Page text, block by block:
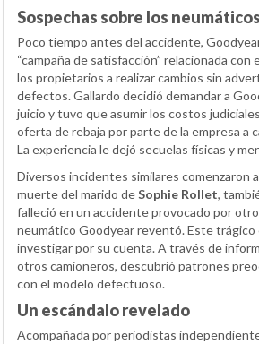
Sospechas sobre los
Poco tiempo antes del accidente,
“campaña de satisfacción” relacionada con
los propietarios a realizar cambios sin
defectos. Gallardo decidió demandar a
juicio y tuvo que asumir los costos
oferta de rebaja por parte de la empresa a
La experiencia le dejó secuelas físicas y
Diversos incidentes similares comenzaron
muerte del marido deSophie Rollet,
falleció en un accidente provocado por
neumático Goodyear reventó. Este trágico
investigar por su cuenta. A través de
otros camioneros, descubrió patrones
con el modelo defectuoso.
Un escándalo revelado
Acompañada por periodistas